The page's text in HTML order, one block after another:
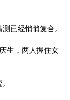
已经悄悄复合。
生，两人握住女